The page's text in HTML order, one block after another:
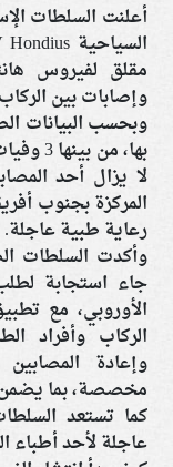
أعلنت السلطات
مقلق لفيروس
وإصابات بين
بها،
لا يزال أحد
المركزة بجنوب
رعاية طبية عاجلة.
وأكدت السلطات
جاء استجابة
الأوروبي، مع
الركاب وأفراد
وإعادة
مخصصة، بما يضمن
كما تستعد
عاجلة لأحد أطباء